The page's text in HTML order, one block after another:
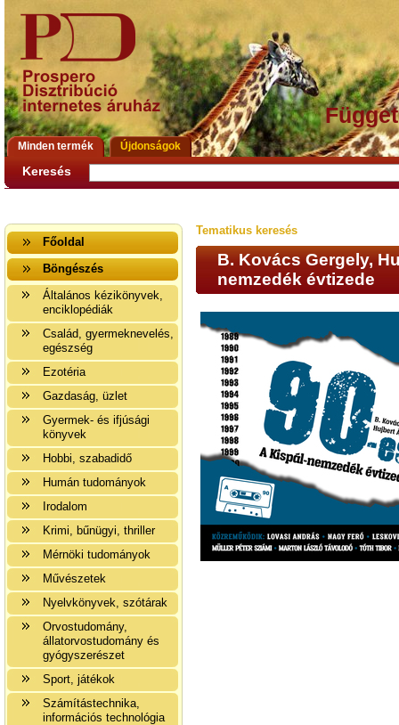
Minden termék Újdonságok
Keresés
Főoldal
Böngészés
Általános kézikönyvek,
enciklopédiák
Család, gyermeknevelés,
egészség
Ezotéria
Gazdaság, üzlet
Gyermek- és ifjúsági
könyvek
Hobbi, szabadidő
Humán tudományok
Irodalom
Krimi, bűnügyi, thriller
Mérnöki tudományok
Művészetek
Nyelvkönyvek, szótárak
Orvostudomány,
állatorvostudomány és
gyógyszerészet
Sport, játékok
Számítástechnika,
információs technológia
Tematikus keresés
B. Kovács Gergely,
nemzedék évtizede